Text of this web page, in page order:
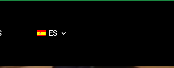
ES